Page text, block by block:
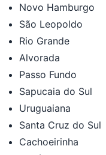
Novo Hamburgo
São Leopoldo
Rio Grande
Alvorada
Passo Fundo
Sapucaia do Sul
Uruguaiana
Santa Cruz do Sul
Cachoeirinha